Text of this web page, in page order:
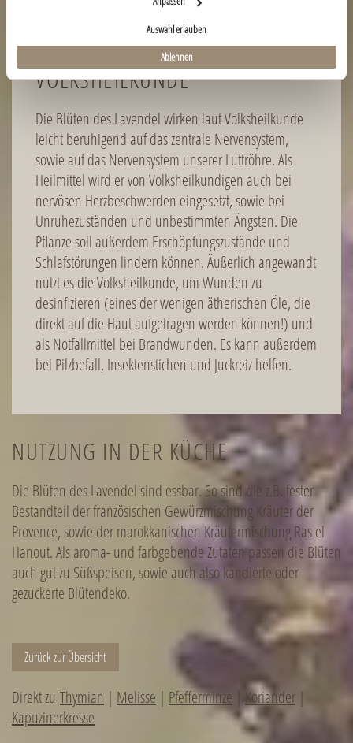
Auswahl erlauben
Ablehnen
NUTZUNG IN DER
VOLKSHEILKUNDE
Die Blüten des Lavendel wirken laut Volksheilkunde
leicht beruhigend auf das zentrale Nervensystem,
sowie auf das Nervensystem unserer Luftröhre. Als
Heilmittel wird er von Volksheilkundigen auch bei
nervösen Herzbeschwerden eingesetzt, sowie bei
Unruhezuständen und unbestimmten Ängsten. Die
Pflanze soll außerdem Erschöpfungszustände und
Schlafstörungen lindern können. Äußerlich angewandt
nutzt es die Volksheilkunde, um Wunden zu
desinfizieren (eines der wenigen ätherischen Öle, die
direkt auf die Haut aufgetragen werden können!) und
als Notfallmittel bei Brandwunden. Es kann außerdem
bei Pilzbefall, Insektenstichen und Juckreiz helfen.
NUTZUNG IN DER KÜCHE
Die Blüten des Lavendel sind essbar. So sind die z.B. fester
Bestandteil der französischen Gewürzmischung Kräuter der
Provence, sowie der marokkanischen Kräutermischung Ras el
Hanout. Als aroma- und farbgebende Zutaten passen die Blüten
auch gut zu Süßspeisen, sowie auch also kandierte oder
gezuckerte Blütendeko.
Zurück zur Übersicht
Direkt zu Thymian | Melisse | Pfefferminze Koriander |
Kapuzinerkresse